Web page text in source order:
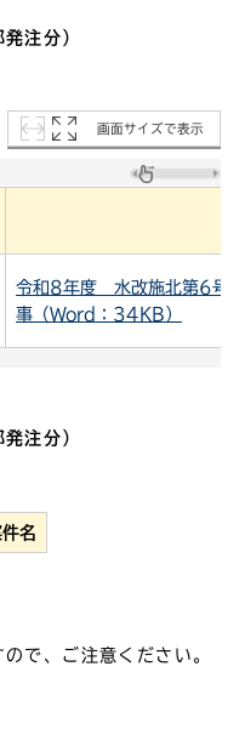
注分）
画面サイズで表示
令和8年度 水改施北第6号
事（Word：34KB）
注分）
名
で、ご注意ください。